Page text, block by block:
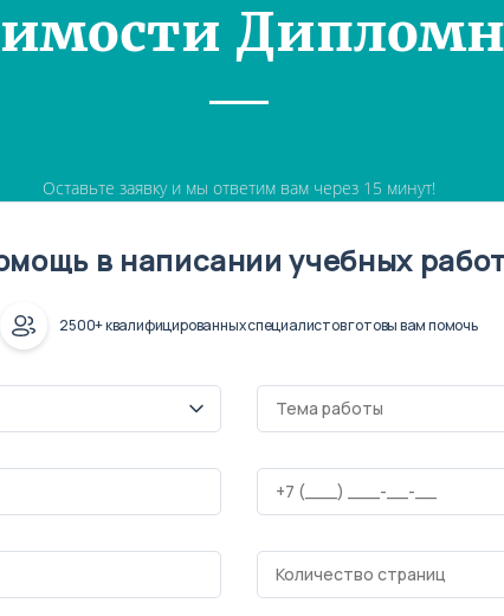
Оставьте заявку и мы ответим вам через 15 минут!
в написании учебных
2500+ квалифицированных специалистов готовы вам помочь